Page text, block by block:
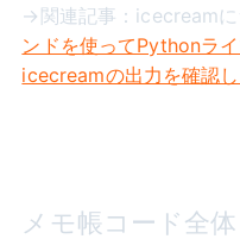
→関連記事：icecream
ンドを使ってPythonラ
icecreamの出力を確認
メモ帳コード全体